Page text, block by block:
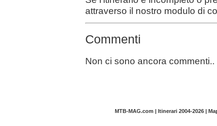
attraverso il nostro modulo di
Commenti
Non ci sono ancora commenti..
MTB-MAG.com | Itinerari 2004-2026 |